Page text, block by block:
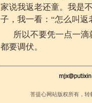
家说我返老还童。我是
子，我一看：“怎么叫
所以不要凭一点一
都要调伏。
菩提心网站版权所有，